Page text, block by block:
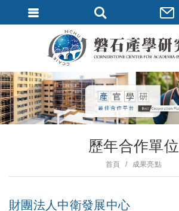
歷年合作單位
首頁 成果亮點
財團法人中衛發展中心